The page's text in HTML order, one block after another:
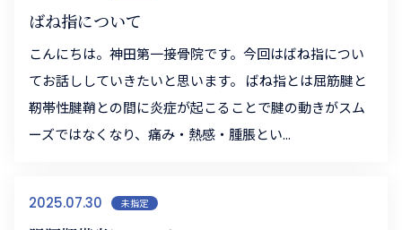
ばね指について
こんにちは。神田第一接骨院です。今回はばね指につい
てお話ししていきたいと思います。 ばね指とは屈筋腱と
靭帯性腱鞘との間に炎症が起こることで腱の動きがスム
ーズではなくなり、痛み・熱感・腫脹とい...
2025.07.30 未指定